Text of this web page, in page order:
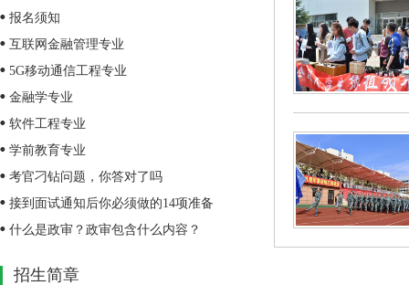
报名须知
互联网金融管理专业
5G移动通信工程专业
金融学专业
软件工程专业
学前教育专业
考官刁钻问题，你答对了吗
接到面试通知后你必须做的14项准备
什么是政审？政审包含什么内容？
招生简章